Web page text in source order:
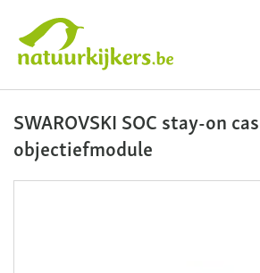
Natuurkijkers
SWAROVSKI SOC stay-on
objectiefmodule